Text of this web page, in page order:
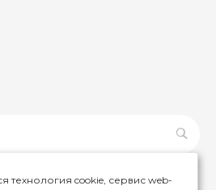
технология cookie, сервис web-